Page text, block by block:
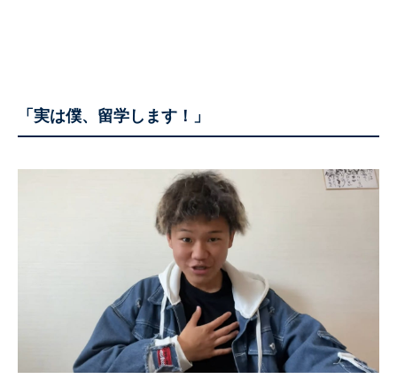
「実は僕、留学します！」